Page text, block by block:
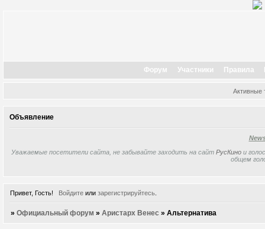
Форум Участники Правила
Активные
Объявление
Уважаемые посетители сайта, не забывайте заходить на сайт РусКино и
общем
Привет, Гость! Войдитеили зарегистрируйтесь.
»Официальный форум »Аристарх Венес »Альтернатива